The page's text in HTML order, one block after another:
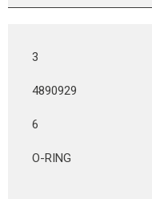
3
4890929
6
O-RING